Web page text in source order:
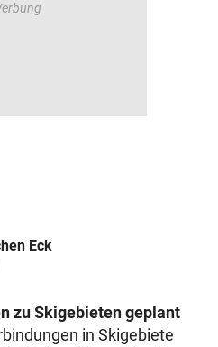
Eck
zu Skigebieten geplant
in Skigebiete